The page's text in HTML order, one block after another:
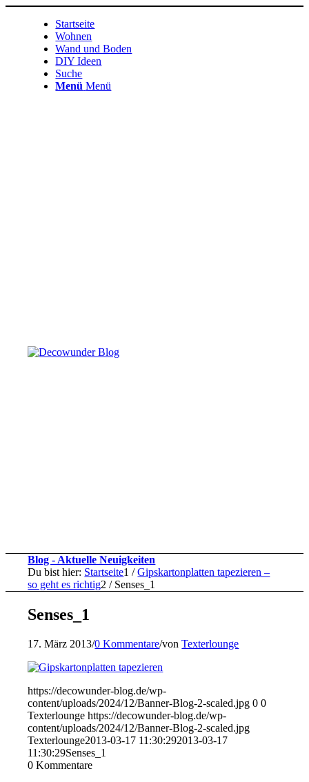
Startseite
Wohnen
Wand und Boden
DIY Ideen
Suche
Menü Menü
Blog - Aktuelle Neuigkeiten
Du bist hier: Startseite1 / Gipskartonplatten tapezieren –
so geht es richtig2 / Senses_1
Senses_1
17. März 2013/0 Kommentare/vonTexterlounge
https://decowunder-blog.de/wp-
content/uploads/2024/12/Banner-Blog-2-scaled.jpg 0 0
Texterlounge https://decowunder-blog.de/wp-
content/uploads/2024/12/Banner-Blog-2-scaled.jpg
Texterlounge2013-03-17 11:30:292013-03-17
11:30:29Senses_1
0 Kommentare